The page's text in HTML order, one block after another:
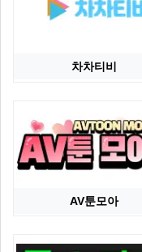
차차티비
AV툰모아